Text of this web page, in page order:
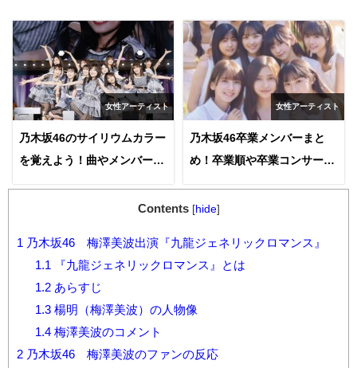
女性アーティスト
乃木坂46のサイリウムカラー
を覚えよう！曲やメンバーカ
女性アーティスト
乃木坂46卒業メンバーまと
め！卒業順や卒業コンサート
て！
Contents [hide]
1 乃木坂46 梅澤美波出演『九龍ジェネリックロマンス』
1.1 『九龍ジェネリックロマンス』とは
1.2あらすじ
1.3楊明（梅澤美波）の人物像
1.4梅澤美波のコメント
2 乃木坂46 梅澤美波のファンの反応